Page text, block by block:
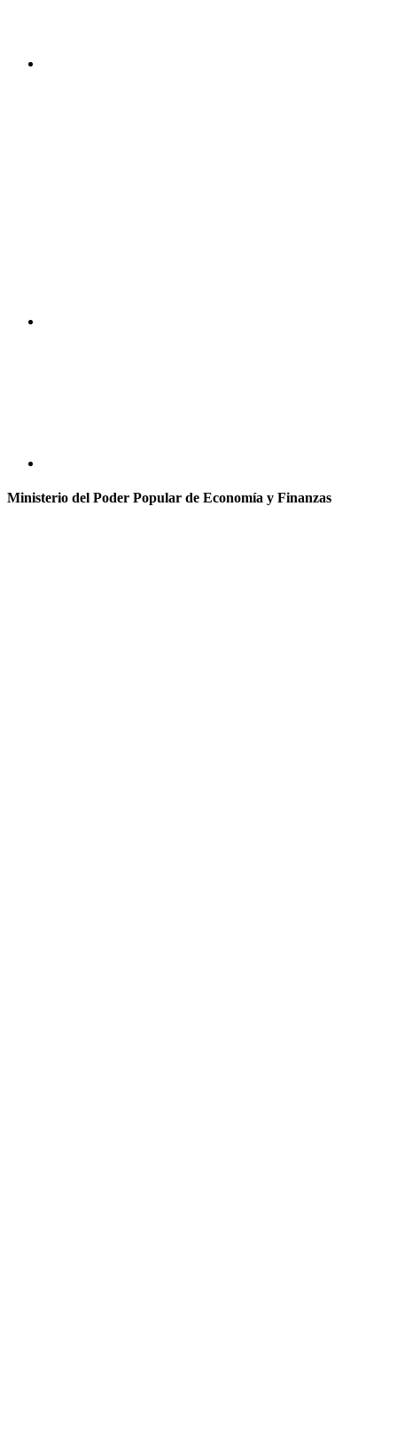
Ministerio del Poder Popular de Economía y Finanzas